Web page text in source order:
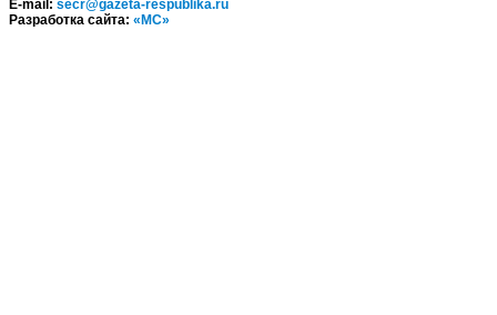
E-mail: secr@gazeta-respublika.ru
Разработка сайта: «МС»